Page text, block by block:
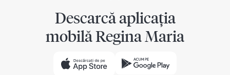
Descarcă aplicația
mobilă Regina Maria